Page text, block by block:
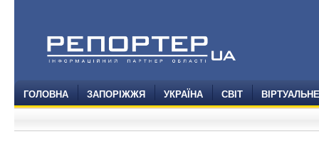
ГОЛОВНА ЗАПОРІЖЖЯ УКРАЇНА СВІТ